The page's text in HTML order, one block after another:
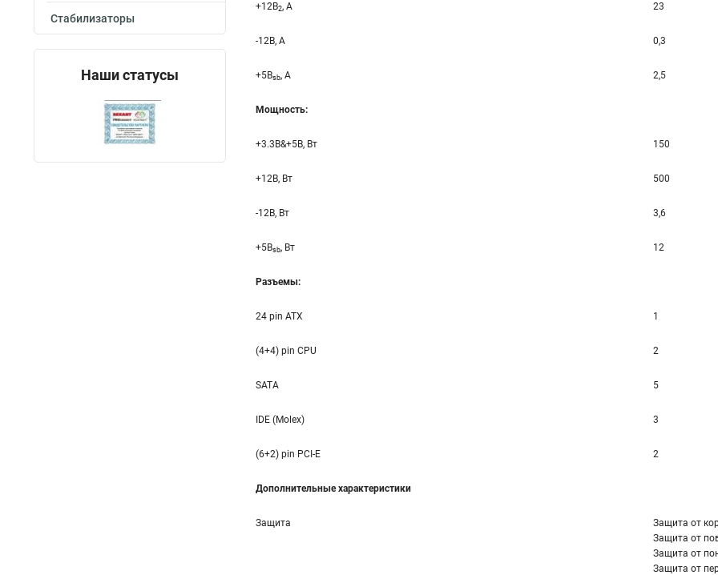
Стабилизаторы
Наши статусы
+12B2, A 23
-12B, A 0,3
+5Bsb, A 2,5
Мощность:
+3.3B&+5B, Вт 150
+12B, Вт 500
-12B, Вт 3,6
+5Bsb, Вт 12
Разъемы:
24 pin ATX 1
(4+4) pin CPU 2
SATA 5
IDE (Molex) 3
(6+2) pin PCI-E 2
Дополнительные характеристики
Защита
Защита от
Защита от
Защита от
Защита от